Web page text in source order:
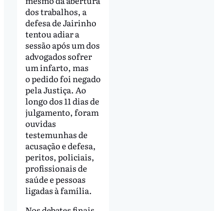
dos trabalhos, a
defesa de Jairinho
tentou adiar a
sessão após um dos
advogados sofrer
um infarto, mas
o pedido foi negado
pela Justiça. Ao
longo dos 11 dias de
julgamento, foram
ouvidas
testemunhas de
acusação e defesa,
peritos, policiais,
profissionais de
saúde e pessoas
ligadas à família.